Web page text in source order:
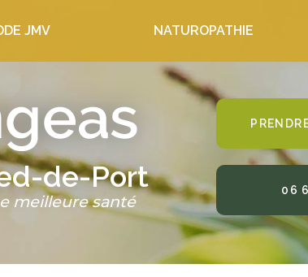
JMV NATUROPATHIE
de-Port
meilleure santé
06